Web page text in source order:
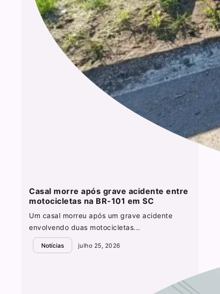
Casal morre após grave acidente entre
motocicletas na BR-101 em SC
Um casal morreu após um grave acidente
envolvendo duas motocicletas...
Notícias julho 25, 2026